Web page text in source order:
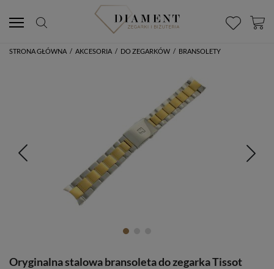
STRONA GŁÓWNA / AKCESORIA / DO ZEGARKÓW / BRANSOLETY
Oryginalna stalowa bransoleta do zegarka Tissot